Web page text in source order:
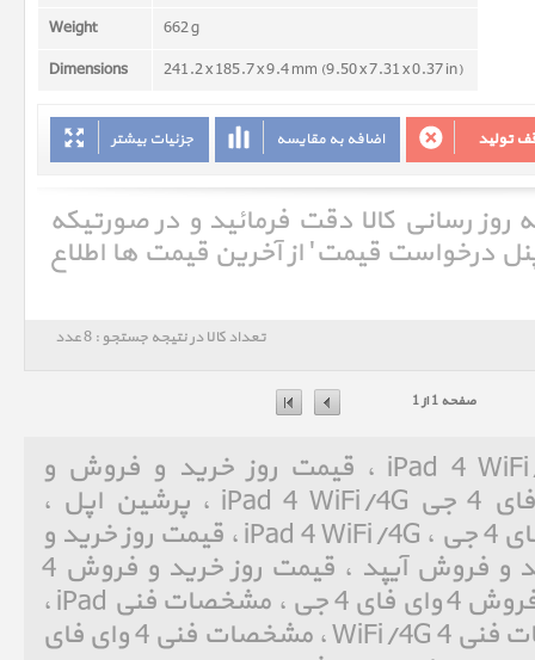
Weight
662 g
Dimensions
241.2 x 185.7 x 9.4 mm (9.50 x 7.31 x 0.37 in)
جزئیات بیشتر اضافه به مقایسه تولید
روز رسانی کالا دقت فرمائید و در صورتیکه
درخواست قیمت' از آخرین قیمت ها اطلاع
تعداد کالا در نتیجه جستجو : 8 عدد
صفحه 1 از 1
آیپد 4 وای فای 4 جی iPad 4 WiFi/4G ، قیمت روز خرید و فروش و
مشخصات فنی آیپد 4 وای فای 4 جی iPad 4 WiFi/4G ، پرشین اپل ،
Persian Apple ، آیپد 4 وای فای 4 جی ، iPad 4 WiFi/4G ، قیمت روز خرید و
فروش iPad ، قیمت روز خرید و فروش آیپد ، قیمت روز خرید و فروش 4
WiFi/4G ، قیمت روز خرید و فروش 4 وای فای 4 جی ، مشخصات فنی iPad ،
مشخصات فنی آیپد ، مشخصات فنی 4 WiFi/4G ، مشخصات فنی 4 وای فای